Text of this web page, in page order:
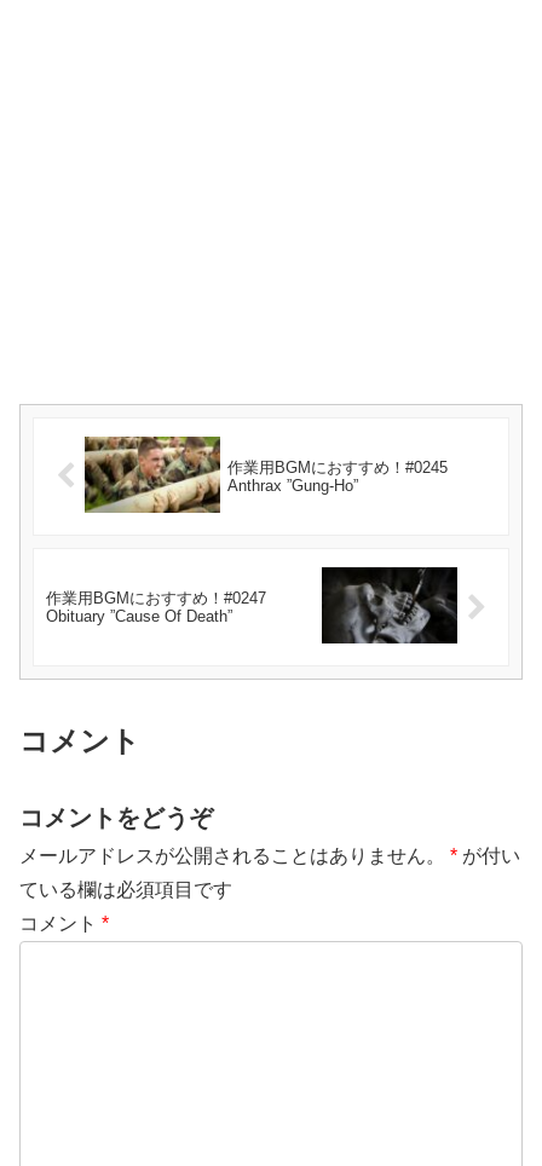
作業用BGMにおすすめ！#0245
Anthrax ”Gung-Ho”
作業用BGMにおすすめ！#0247
Obituary ”Cause Of Death”
コメント
コメントをどうぞ
メールアドレスが公開されることはありません。 * が付い
ている欄は必須項目です
コメント *